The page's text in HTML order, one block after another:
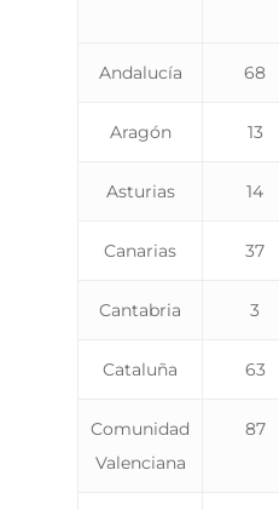
Andalucía 68
Aragón 13
Asturias 14
Canarias 37
Cantabria 3
Cataluña 63
Comunidad
Valenciana
87